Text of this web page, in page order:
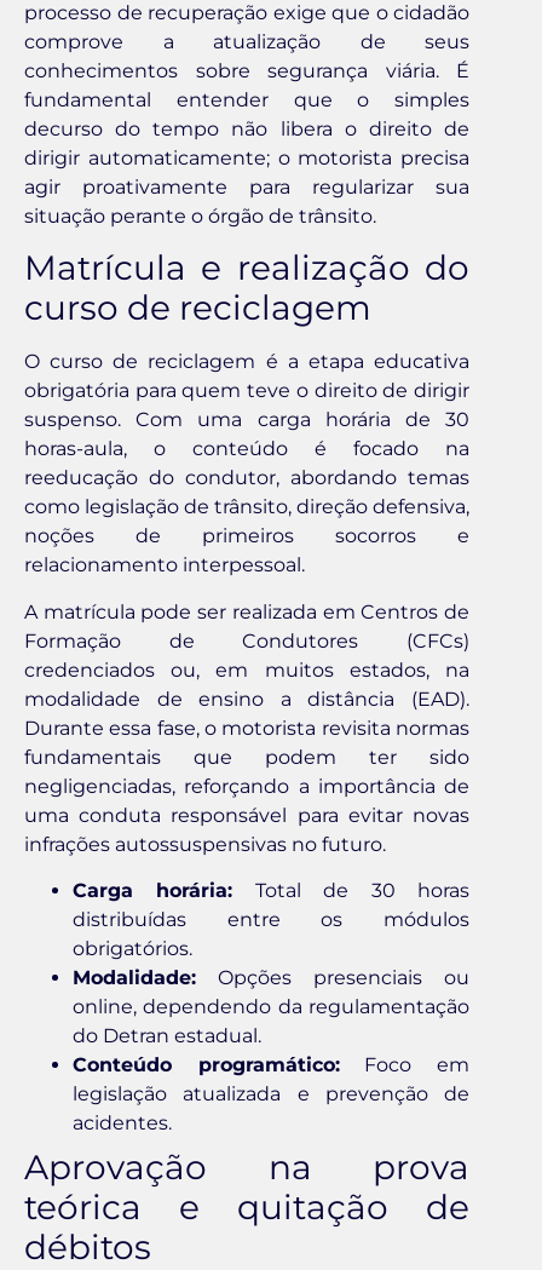
processo de recuperação exige que o cidadão
comprove a atualização de seus
conhecimentos sobre segurança viária. É
fundamental entender que o simples
decurso do tempo não libera o direito de
dirigir automaticamente; o motorista precisa
agir proativamente para regularizar sua
situação perante o órgão de trânsito.
Matrícula e realização do
curso de reciclagem
O curso de reciclagem é a etapa educativa
obrigatória para quem teve o direito de dirigir
suspenso. Com uma carga horária de 30
horas-aula, o conteúdo é focado na
reeducação do condutor, abordando temas
como legislação de trânsito, direção defensiva,
noções de primeiros socorros e
relacionamento interpessoal.
A matrícula pode ser realizada em Centros de
Formação de Condutores (CFCs)
credenciados ou, em muitos estados, na
modalidade de ensino a distância (EAD).
Durante essa fase, o motorista revisita normas
fundamentais que podem ter sido
negligenciadas, reforçando a importância de
uma conduta responsável para evitar novas
infrações autossuspensivas no futuro.
Carga horária: Total de 30 horas
distribuídas entre os módulos
obrigatórios.
Modalidade: Opções presenciais ou
online, dependendo da regulamentação
do Detran estadual.
Conteúdo programático:Foco em
legislação atualizada e prevenção de
acidentes.
Aprovação na prova
teórica e quitação de
débitos